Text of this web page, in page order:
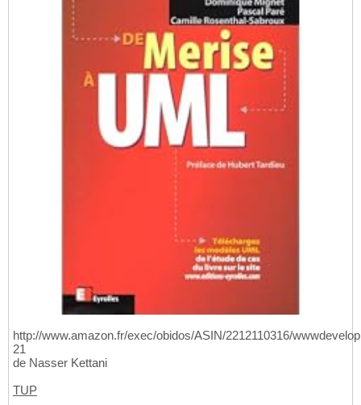
http://www.amazon.fr/exec/obidos/ASIN/2212110316/
21
de Nasser Kettani
TUP